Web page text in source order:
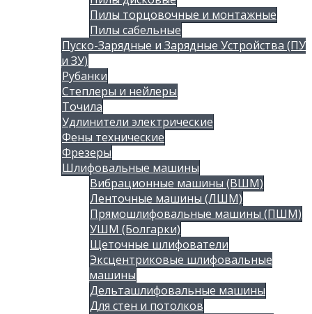
Пилы торцовочные и монтажные
Пилы сабельные
Пуско-Зарядные и Зарядные Устройства (ПУ
и ЗУ)
Рубанки
Степлеры и нейлеры
Точила
Удлинители электрические
Фены технические
Фрезеры
Шлифовальные машины
Вибрационные машины (ВШМ)
Ленточные машины (ЛШМ)
Прямошлифовальные машины (ПШМ)
УШМ (Болгарки)
Щеточные шлифователи
Эксцентриковые шлифовальные
машины
Дельташлифовальные машины
Для стен и потолков